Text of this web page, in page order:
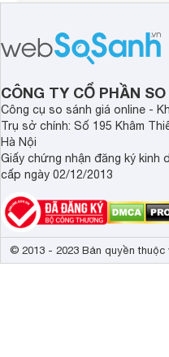
CÔNG TY CỔ PHẦN
Công cụ so sánh giá online -
Trụ sở chính: Số 195 Khâm
Hà Nội
Giấy chứng nhận đăng ký kinh
cấp ngày 02/12/2013
© 2013 - 2023 Bản quyền thuộc